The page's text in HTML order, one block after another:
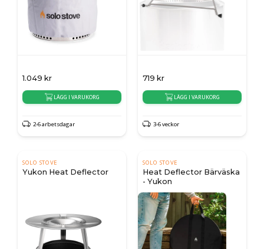
1.049 kr
LÄGG I VARUKORG
2-6 arbetsdagar
719 kr
LÄGG I VARUKORG
3-6 veckor
SOLO STOVE
Yukon Heat Deflector
SOLO STOVE
Heat Deflector Bärväska
- Yukon